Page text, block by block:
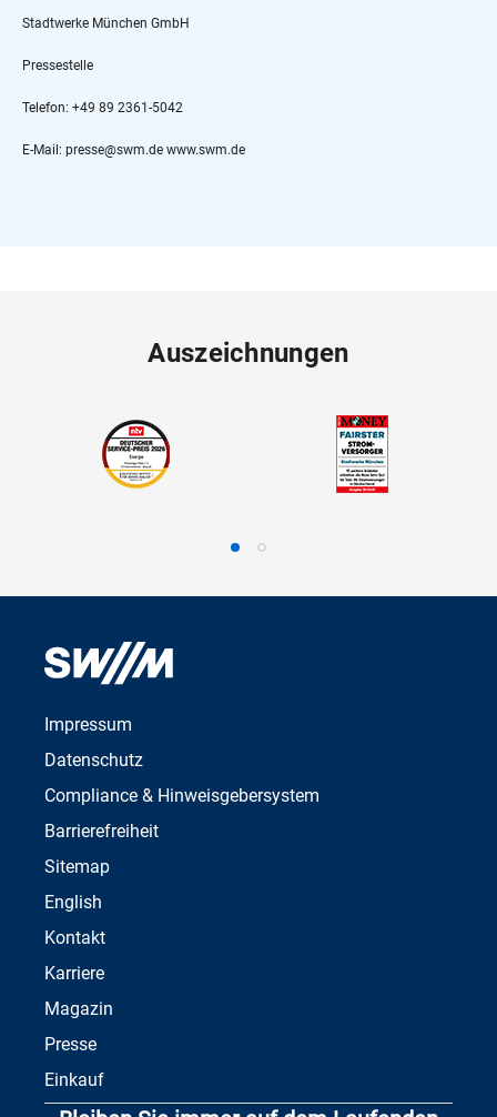
Stadtwerke München GmbH
Pressestelle
Telefon: +49 89 2361-5042
E-Mail: presse@swm.de www.swm.de
Auszeichnungen
Impressum
Datenschutz
Compliance & Hinweisgebersystem
Barrierefreiheit
Sitemap
English
Kontakt
Karriere
Magazin
Presse
Einkauf